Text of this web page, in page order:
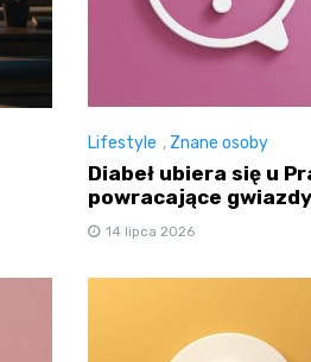
Lifestyle , Znane osoby
Diabeł ubiera się u
powracające gwiazdy
14 lipca 2026